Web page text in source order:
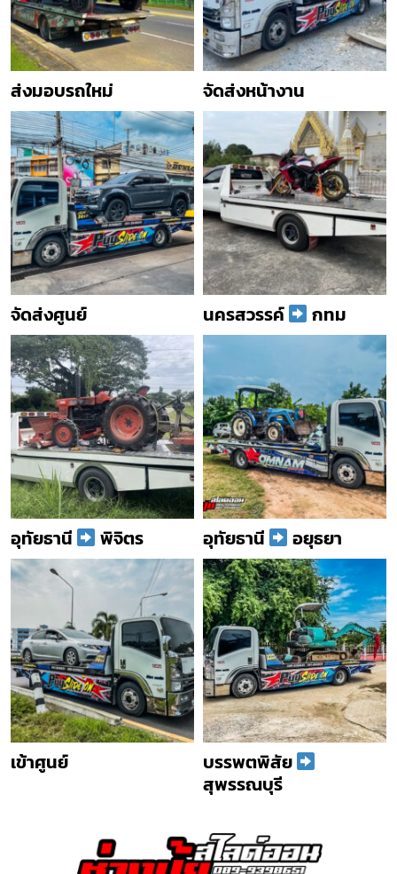
ส่งมอบรถใหม่ จัดส่งหน้างาน
จัดส่งศูนย์ นครสวรรค์ กทม
อุทัยธานี พิจิตร อุทัยธานี อยุธยา
เข้าศูนย์
บรรพตพิสัย
สุพรรณบุรี